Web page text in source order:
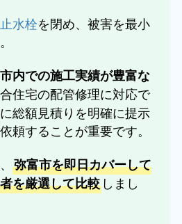
止水栓を閉め、被害を最小
内での施工実績が豊富な
住宅の配管修理に対応で
総額見積りを明確に提示
頼することが重要です。
弥富市を即日カバーして
を厳選して比較 しまし